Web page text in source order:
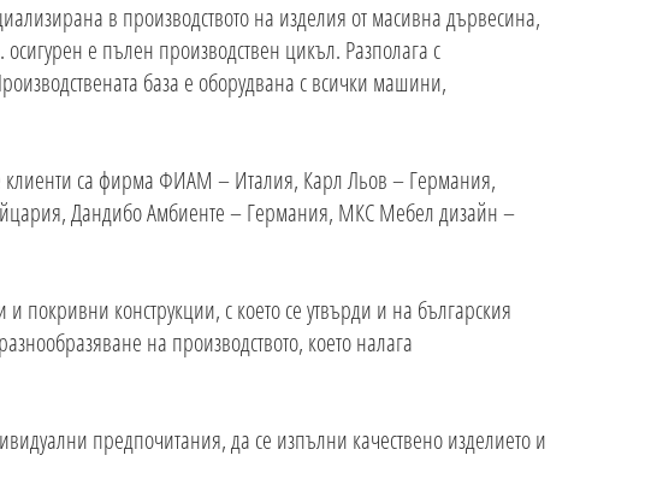
в производството на изделия от масивна дървесина,
е пълен производствен цикъл. Разполага с
база е оборудвана с всички машини,
клиенти са фирма ФИАМ – Италия, Карл Льов – Германия,
Дандибо Амбиенте – Германия, МКС Мебел дизайн –
конструкции, с което се утвърди и на българския
на производството, което налага
предпочитания, да се изпълни качествено изделието и